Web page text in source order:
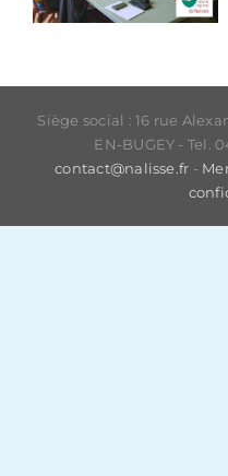
Siège social : 16 rue
EN-BUGEY - Tel.
contact@nalisse.fr -